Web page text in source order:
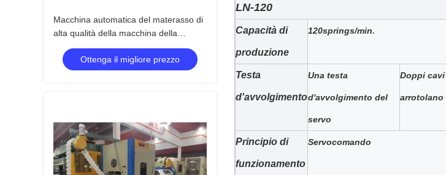
Macchina automatica del materasso di
alta qualità della macchina della
primavera della tasca
Ottenga il migliore prezzo
LN-120
Capacità di
produzione
120springs/min.
Testa
d'avvolgimento
Una testa
d'avvolgimento del
servo
Doppi
arrotolano
Principio di
funzionamento
Servocomando